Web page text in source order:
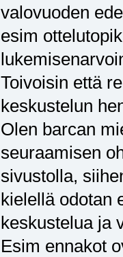
valovuoden
esim
Toivoisin että
keskustelun
Olen barcan
seuraamisen
sivustolla,
kielellä odotan
keskustelua ja
Esim ennakot